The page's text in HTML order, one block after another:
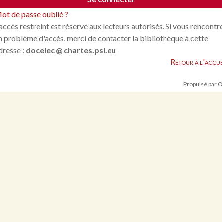
de passe oublié ?
restreint est réservé aux lecteurs autorisés. Si vous
problème d'accès, merci de contacter la bibliothèque à cette
: docelec @ chartes.psl.eu
Retour à
Propulsé par